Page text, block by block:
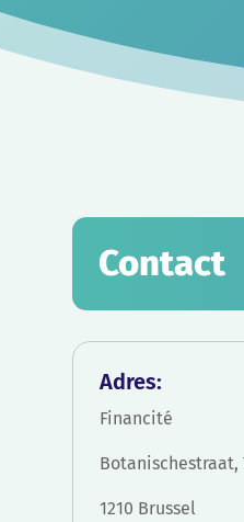
Contact
Adres:
Financité
Botanischestraat,
1210 Brussel